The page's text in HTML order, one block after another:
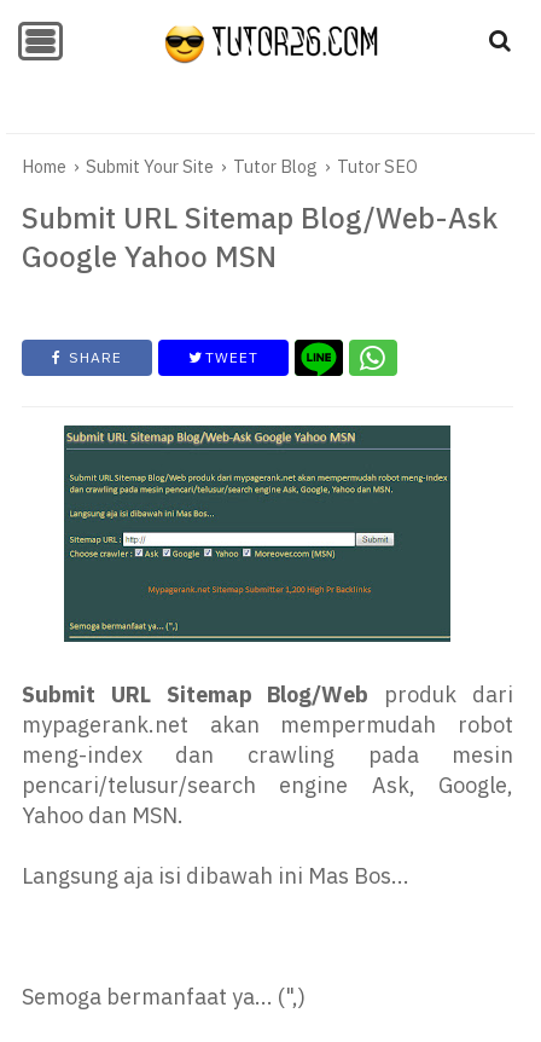
-->-->
Home › Submit Your Site › Tutor Blog › Tutor SEO
Submit URL Sitemap Blog/Web-Ask
Google Yahoo MSN
SHARE TWEET
Submit URL Sitemap Blog/Web produk dari
mypagerank.net akan mempermudah robot
meng-index dan crawling pada mesin
pencari/telusur/search engine Ask, Google,
Yahoo dan MSN.
Langsung aja isi dibawah ini Mas Bos...
Semoga bermanfaat ya... (",)